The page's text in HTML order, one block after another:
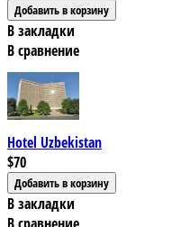
В закладки
В сравнение
Hotel Uzbekistan
$70
В закладки